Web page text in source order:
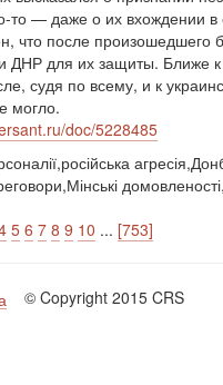
— даже о их вхождении в
что после произошедшего
ДНР для их защиты. Ближе
судя по всему, и к
могло.
doc/5228485
5 6 7 8 9 10 ... [753]
© Copyright 2015 CRS